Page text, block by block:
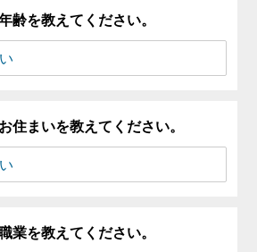
齢を教えてください。
住まいを教えてください。
業を教えてください。